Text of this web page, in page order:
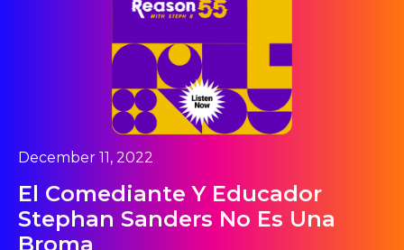
December 11, 2022
El Comediante Y Educador
Stephan Sanders No Es Una
Broma